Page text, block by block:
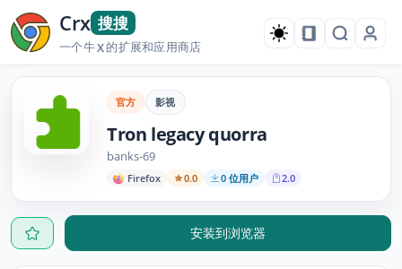
Crx 搜搜
一个牛X的扩展和应用商店
官方 影视
Tron legacy quorra
banks-69
Firefox 0.0 0 位用户 2.0
安装到浏览器